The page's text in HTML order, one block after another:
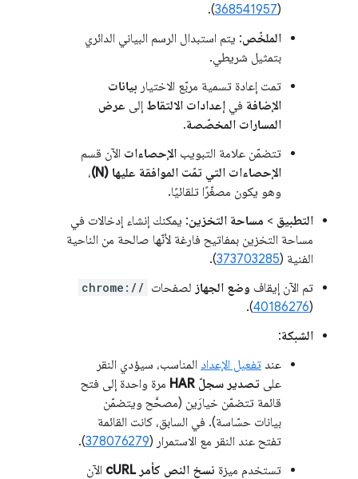
(
368541957
).
الملخّص: يتم استبدال الرسم البياني الدائري
بتمثيل شريطي.
تمت إعادة تسمية مربّع الاختيار بيانات
الإضافة في إعدادات الالتقاط إلى عرض
المسارات المخصّصة.
تتضمّن علامة التبويب الإحصاءات الآن قسم
الإحصاءات التي تمّت الموافقة عليها (N)
،
وهو يكون مصغّرًا تلقائيًا.
التطبيق > مساحة التخزين: يمكنك إنشاء إدخالات في
مساحة التخزين بمفاتيح فارغة لأنّها صالحة من الناحية
الفنية (373703285
).
تم الآن إيقاف وضع الجهاز لصفحات chrome://
(
40186276
).
الشبكة:
عند تفعيل الإعداد المناسب، سيؤدي النقر
على تصدير سجلّ HAR
مرة واحدة إلى فتح
قائمة تتضمّن خيارَين (مصحَّح ويتضمّن
بيانات حسّاسة). في السابق، كانت القائمة
تفتح عند النقر مع الاستمرار (378076279
).
تستخدم ميزة نسخ النص كأمر cURL
الآن